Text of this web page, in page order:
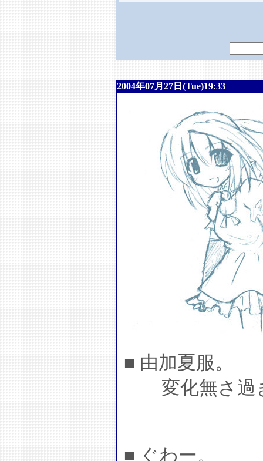
2004年07月27日(Tue)19:33
■ 由加夏服。
変化無さ過
■ ぐわー。